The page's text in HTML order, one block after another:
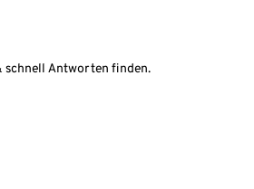
schnell Antworten finden.